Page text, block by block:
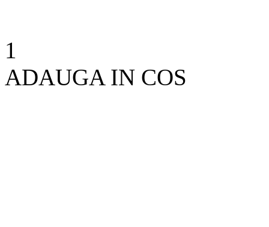
1
ADAUGA IN COS